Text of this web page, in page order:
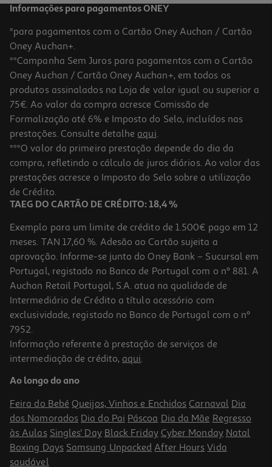
Informações para pagamentos ONEY
*para pagamentos com o Cartão Oney Auchan / Cartão
Oney Auchan+.
**Campanha Sem Juros para pagamentos com o Cartão
Oney Auchan / Cartão Oney Auchan+, em todos os
produtos assinalados na Loja de valor igual ou superior a
75€. Ao valor da compra acresce Comissão de
Formalização até 6% e Imposto do Selo, incluídos nas
prestações. Consulte detalhe aqui.
***O valor da primeira prestação depende do dia da
compra, refletindo o cálculo de juros diários. Ao valor das
prestações acresce o Imposto do Selo sobre a utilização
de Crédito.
TAEG DO CARTÃO DE CRÉDITO: 18,4 %
Exemplo para um limite de crédito de 1.500€ pago em 12
meses. TAN 17,60 %. Adesão ao Cartão sujeita a
aprovação. Informe-se junto do Oney Bank – Sucursal em
Portugal, registado no Banco de Portugal com o nº 881. A
Auchan Retail Portugal, S.A. atua na qualidade de
Intermediário de Crédito a título acessório com
exclusividade, registado no Banco de Portugal com o nº
7952.
Informação referente à prestação de serviços de
intermediação de crédito, aqui.
Ao longo do ano
Feira do Bebé Queijos, Vinhos e Enchidos Carnaval Dia
dos Namorados Dia do Pai Páscoa Dia da Mãe Regresso
às Aulas Singles' Day Black Friday Cyber Monday Natal
Boxing Days Samsung Unpacked After Hours Vida
saudável